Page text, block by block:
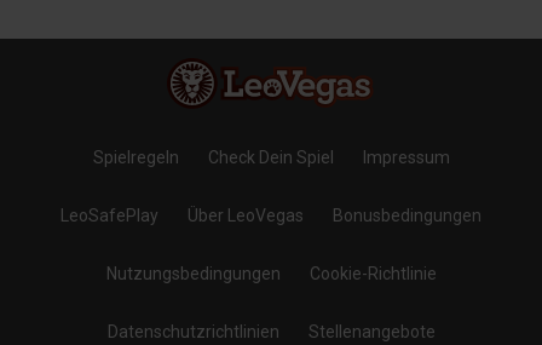
Spielregeln Check Dein Spiel Impressum
LeoSafePlay Über LeoVegas Bonusbedingungen
Nutzungsbedingungen Cookie-Richtlinie
Datenschutzrichtlinien Stellenangebote